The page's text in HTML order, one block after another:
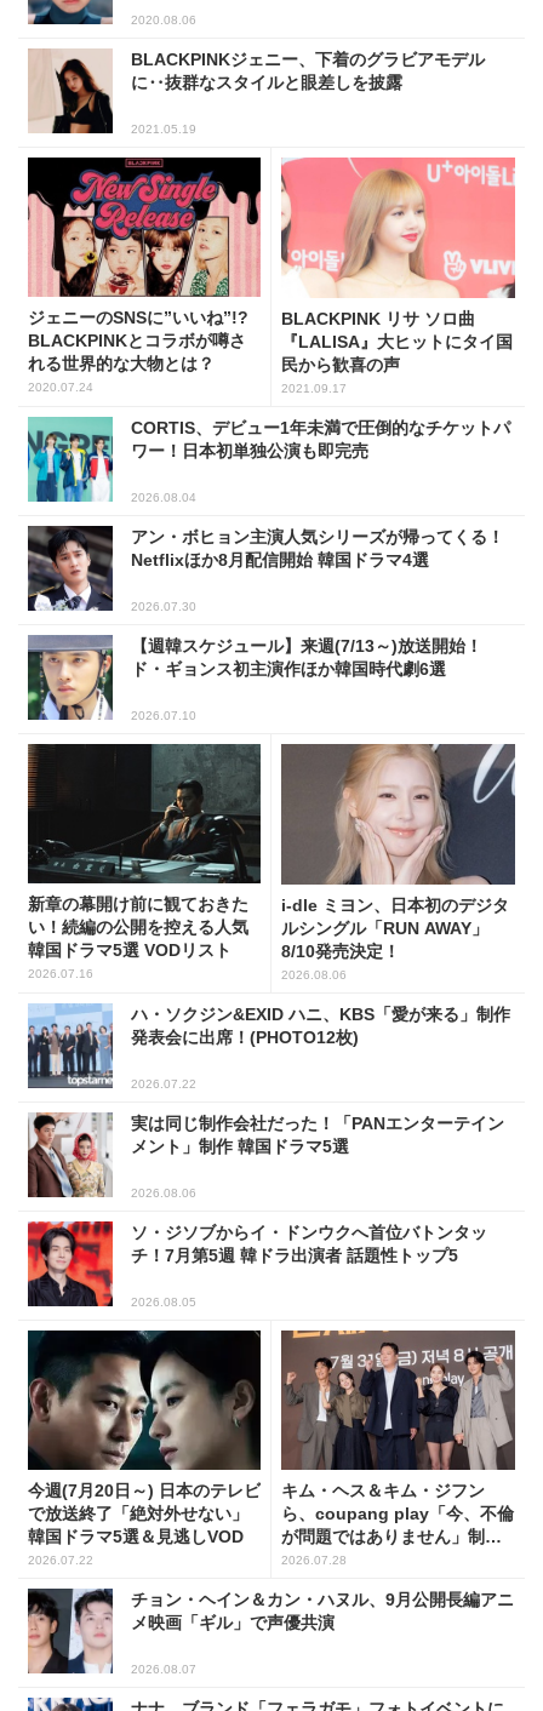
2020.08.06
BLACKPINKジェニー、下着のグラビアモデル
に‥抜群なスタイルと眼差しを披露
2021.05.19
ジェニーのSNSに”いいね”!?
BLACKPINKとコラボが噂さ
れる世界的な大物とは？
2020.07.24
BLACKPINK リサ ソロ曲
『LALISA』大ヒットにタイ国
民から歓喜の声
2021.09.17
CORTIS、デビュー1年未満で圧倒的なチケットパ
ワー！日本初単独公演も即完売
2026.08.04
アン・ボヒョン主演人気シリーズが帰ってくる！
Netflixほか8月配信開始 韓国ドラマ4選
2026.07.30
【週韓スケジュール】来週(7/13～)放送開始！
ド・ギョンス初主演作ほか韓国時代劇6選
2026.07.10
新章の幕開け前に観ておきた
い！続編の公開を控える人気
韓国ドラマ5選 VODリスト
2026.07.16
i-dle ミヨン、日本初のデジタ
ルシングル「RUN AWAY」
8/10発売決定！
2026.08.06
ハ・ソクジン&EXID ハニ、KBS「愛が来る」制作
発表会に出席！(PHOTO12枚)
2026.07.22
実は同じ制作会社だった！「PANエンターテイン
メント」制作 韓国ドラマ5選
2026.08.06
ソ・ジソブからイ・ドンウクへ首位バトンタッ
チ！7月第5週 韓ドラ出演者 話題性トップ5
2026.08.05
今週(7月20日～) 日本のテレビ
で放送終了「絶対外せない」
韓国ドラマ5選＆見逃しVOD
2026.07.22
キム・ヘス＆キム・ジフン
ら、coupang play「今、不倫
が問題ではありません」制作
発表会に出席！(PHOTO15枚)
2026.07.28
チョン・ヘイン＆カン・ハヌル、9月公開長編アニ
メ映画「ギル」で声優共演
2026.08.07